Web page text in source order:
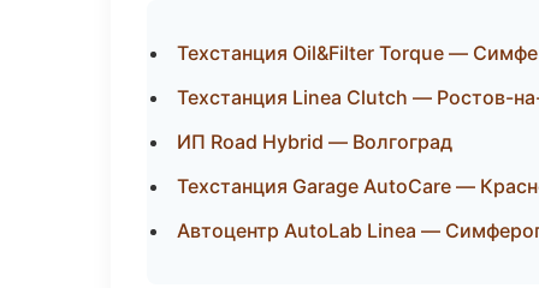
Техстанция Oil&Filter Torque —
Техстанция Linea Clutch — Ростов-
ИП Road Hybrid — Волгоград
Техстанция Garage AutoCare —
Автоцентр AutoLab Linea —